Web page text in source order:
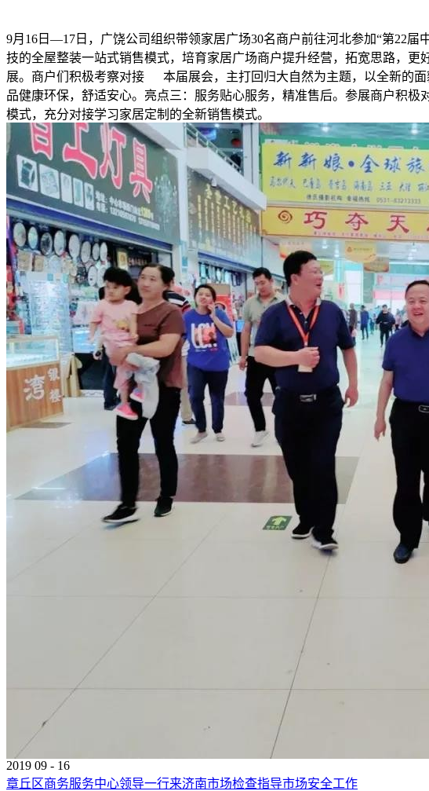
9月16日—17日，广饶公司组织带领家居广场30名商户前往河北参加“第22
技的全屋整装一站式销售模式，培育家居广场商户提升经营，拓宽思路，
展。商户们积极考察对接 本届展会，主打回归大自然为主题，以全新的面
品健康环保，舒适安心。亮点三：服务贴心服务，精准售后。参展商户积
模式，充分对接学习家居定制的全新销售模式。
2019 09 - 16
章丘区商务服务中心领导一行来济南市场检查指导市场安全工作